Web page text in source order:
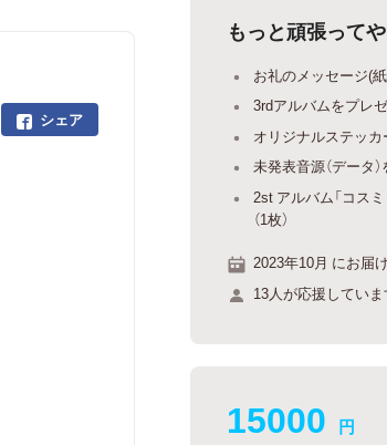
シェア
もっと頑張って
お礼のメッセージ(紙
3rdアルバムをプレゼ
オリジナルステッカ
未発表音源（データ）
2st アルバム「コス
（1枚）
2023年10月 にお届
13人が応援していま
15000 円